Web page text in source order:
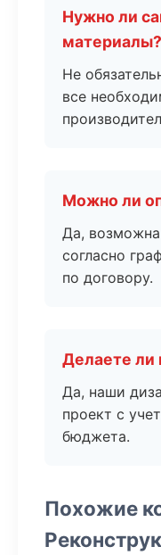
Нужно ли
материалы?
Не
все
Можно ли
Да, возможна
согласно
по договору.
Делаете ли
Да, наши
проект с
бюджета.
Похожие